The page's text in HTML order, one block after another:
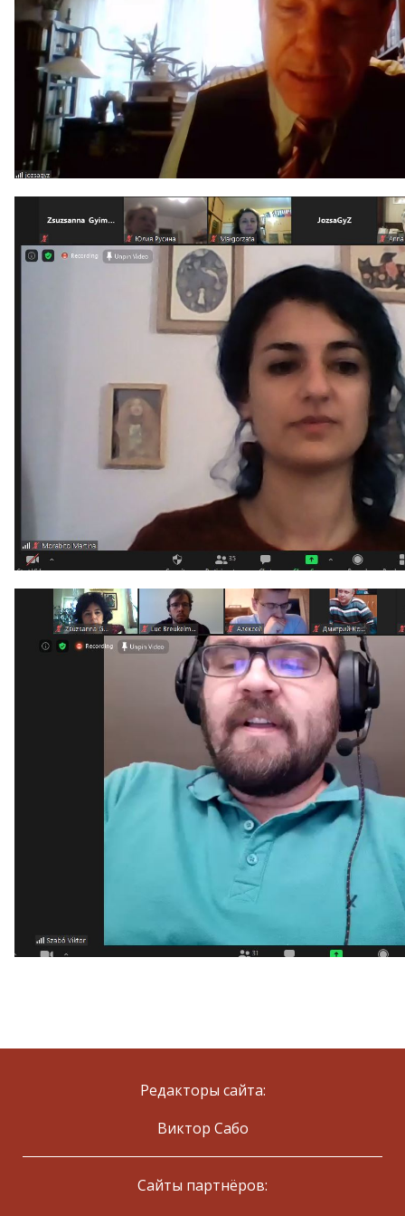
Редакторы сайта:
Виктор Сабо
Сайты партнёров: